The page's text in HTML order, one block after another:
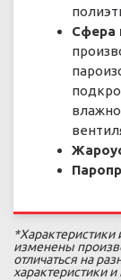
Сфера
*Характеристики
изменены
отличаться на
характеристики